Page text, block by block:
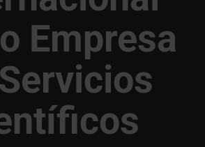
Empresa